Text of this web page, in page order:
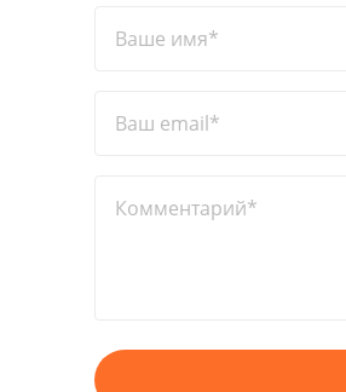
Ваше имя*
Ваш email*
Комментарий*